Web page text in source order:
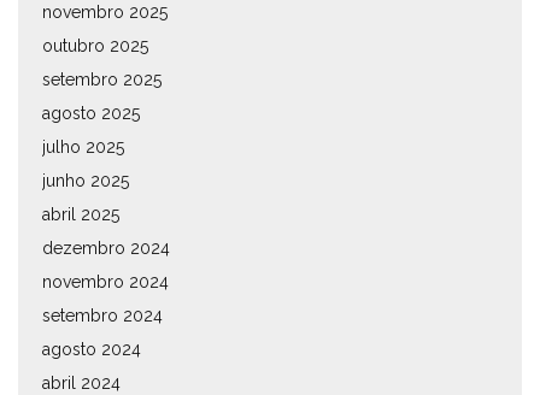
novembro 2025
outubro 2025
setembro 2025
agosto 2025
julho 2025
junho 2025
abril 2025
dezembro 2024
novembro 2024
setembro 2024
agosto 2024
abril 2024